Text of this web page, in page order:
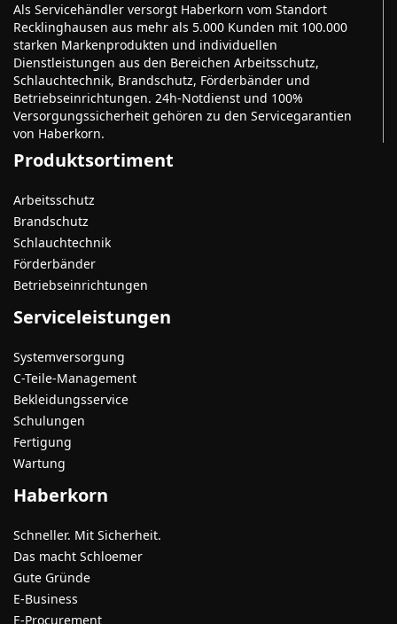
Als Servicehändler versorgt Haberkorn vom Standort
Recklinghausen aus mehr als 5.000 Kunden mit 100.000
starken Markenprodukten und individuellen
Dienstleistungen aus den Bereichen Arbeitsschutz,
Schlauchtechnik, Brandschutz, Förderbänder und
Betriebseinrichtungen. 24h-Notdienst und 100%
Versorgungssicherheit gehören zu den Servicegarantien
von Haberkorn.
Produktsortiment
Arbeitsschutz
Brandschutz
Schlauchtechnik
Förderbänder
Betriebseinrichtungen
Serviceleistungen
Systemversorgung
C-Teile-Management
Bekleidungsservice
Schulungen
Fertigung
Wartung
Haberkorn
Schneller. Mit Sicherheit.
Das macht Schloemer
Gute Gründe
E-Business
E-Procurement